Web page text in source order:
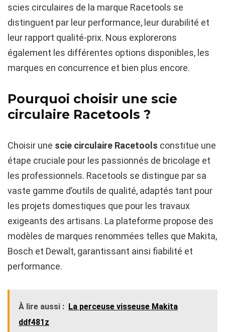
scies circulaires de la marque Racetools se
distinguent par leur performance, leur durabilité et
leur rapport qualité-prix. Nous explorerons
également les différentes options disponibles, les
marques en concurrence et bien plus encore.
Pourquoi choisir une scie
circulaire Racetools ?
Choisir une scie circulaire Racetools constitue une
étape cruciale pour les passionnés de bricolage et
les professionnels. Racetools se distingue par sa
vaste gamme d’outils de qualité, adaptés tant pour
les projets domestiques que pour les travaux
exigeants des artisans. La plateforme propose des
modèles de marques renommées telles que Makita,
Bosch et Dewalt, garantissant ainsi fiabilité et
performance.
À lire aussi : La perceuse visseuse Makita
ddf481z